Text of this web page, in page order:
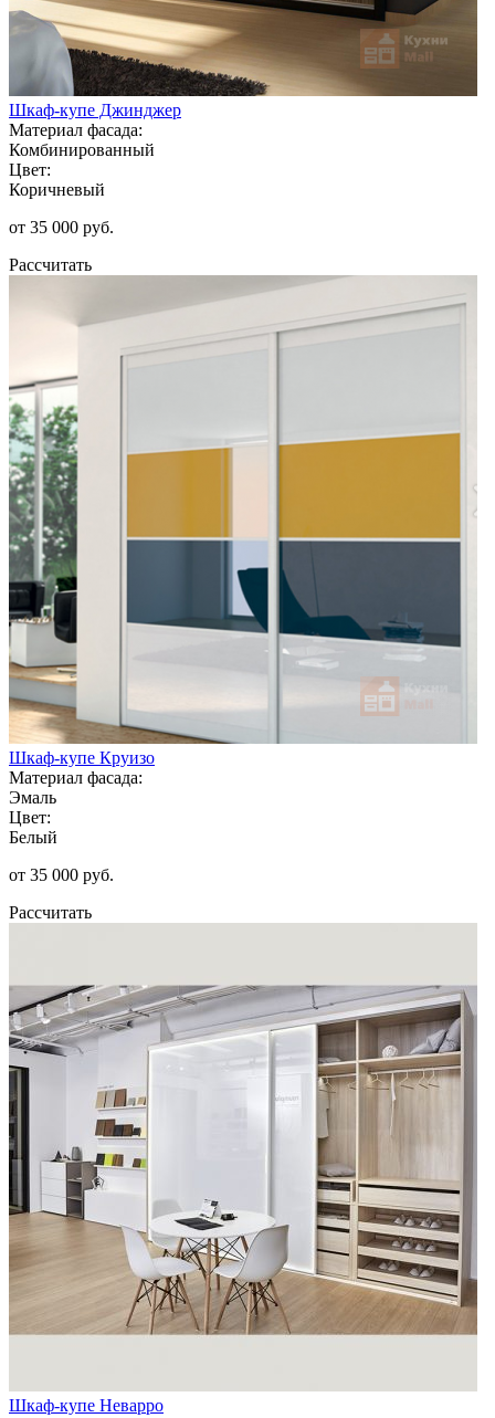
Шкаф-купе Джинджер
Материал фасада:
Комбинированный
Цвет:
Коричневый
от 35 000 руб.
Рассчитать
Шкаф-купе Круизо
Материал фасада:
Эмаль
Цвет:
Белый
от 35 000 руб.
Рассчитать
Шкаф-купе Неварро